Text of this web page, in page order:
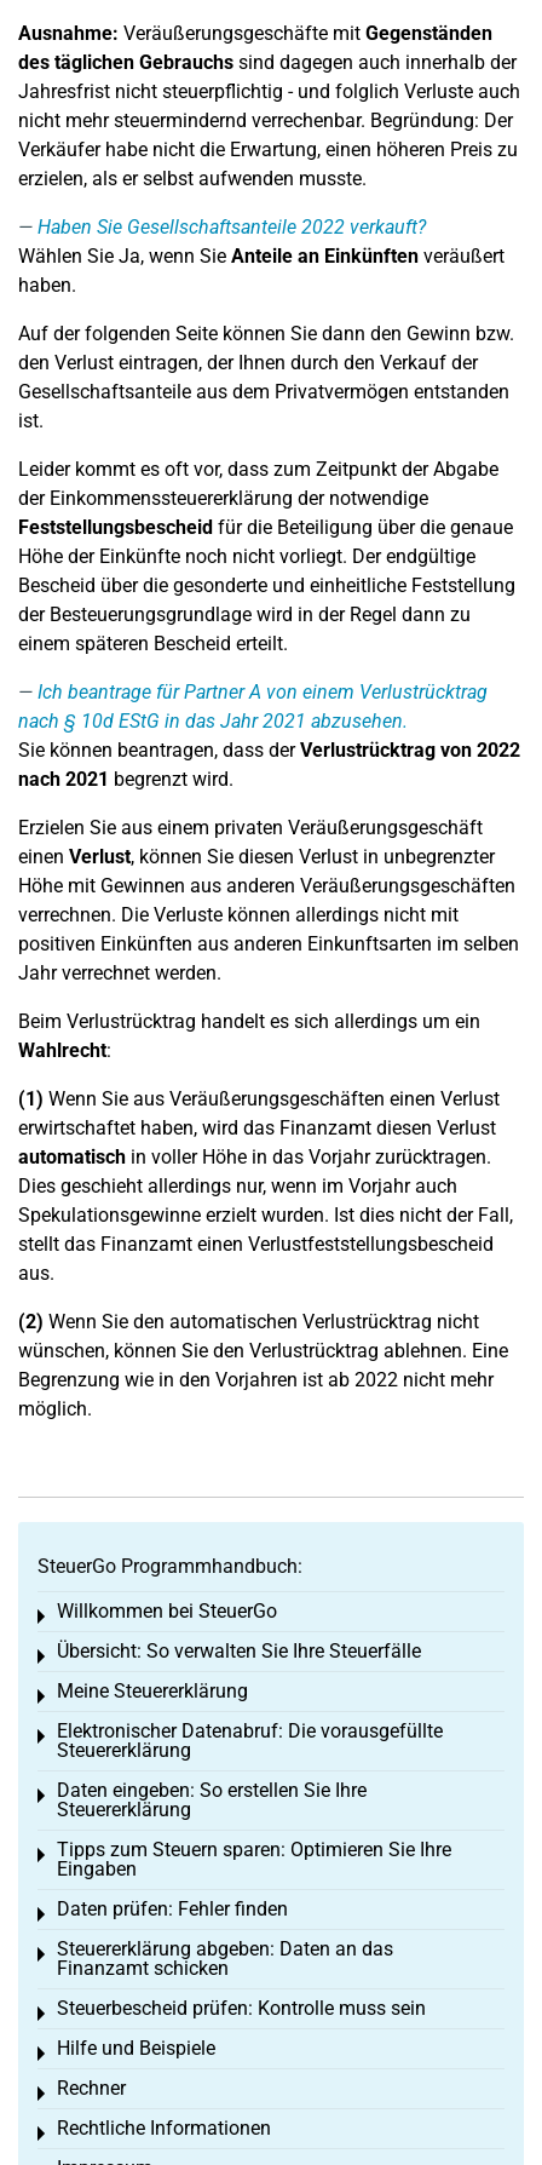
Ausnahme: Veräußerungsgeschäfte mit Gegenständen
des täglichen Gebrauchs sind dagegen auch innerhalb der
Jahresfrist nicht steuerpflichtig - und folglich Verluste auch
nicht mehr steuermindernd verrechenbar. Begründung: Der
Verkäufer habe nicht die Erwartung, einen höheren Preis zu
erzielen, als er selbst aufwenden musste.
Haben Sie Gesellschaftsanteile 2022 verkauft?
Wählen Sie Ja, wenn Sie Anteile an Einkünften veräußert
haben.
Auf der folgenden Seite können Sie dann den Gewinn bzw.
den Verlust eintragen, der Ihnen durch den Verkauf der
Gesellschaftsanteile aus dem Privatvermögen entstanden
ist.
Leider kommt es oft vor, dass zum Zeitpunkt der Abgabe
der Einkommenssteuererklärung der notwendige
Feststellungsbescheid für die Beteiligung über die genaue
Höhe der Einkünfte noch nicht vorliegt. Der endgültige
Bescheid über die gesonderte und einheitliche Feststellung
der Besteuerungsgrundlage wird in der Regel dann zu
einem späteren Bescheid erteilt.
Ich beantrage für Partner A von einem Verlustrücktrag
nach § 10d EStG in das Jahr 2021 abzusehen.
Sie können beantragen, dass derVerlustrücktrag von 2022
nach 2021 begrenzt wird.
Erzielen Sie aus einem privaten Veräußerungsgeschäft
einen Verlust, können Sie diesen Verlust in unbegrenzter
Höhe mit Gewinnen aus anderen Veräußerungsgeschäften
verrechnen. Die Verluste können allerdings nicht mit
positiven Einkünften aus anderen Einkunftsarten im selben
Jahr verrechnet werden.
Beim Verlustrücktrag handelt es sich allerdings um ein
Wahlrecht:
(1) Wenn Sie aus Veräußerungsgeschäften einen Verlust
erwirtschaftet haben, wird das Finanzamt diesen Verlust
automatisch in voller Höhe in das Vorjahr zurücktragen.
Dies geschieht allerdings nur, wenn im Vorjahr auch
Spekulationsgewinne erzielt wurden. Ist dies nicht der Fall,
stellt das Finanzamt einen Verlustfeststellungsbescheid
aus.
(2) Wenn Sie den automatischen Verlustrücktrag nicht
wünschen, können Sie den Verlustrücktrag ablehnen. Eine
Begrenzung wie in den Vorjahren ist ab 2022 nicht mehr
möglich.
SteuerGo Programmhandbuch:
Willkommen bei SteuerGo
Toggle menu
Übersicht: So verwalten Sie Ihre Steuerfälle
Toggle menu
Meine Steuererklärung
Toggle menu
Elektronischer Datenabruf: Die vorausgefüllte
Steuererklärung
Toggle menu
Daten eingeben: So erstellen Sie Ihre
Steuererklärung
Toggle menu
Tipps zum Steuern sparen: Optimieren Sie Ihre
Eingaben
Toggle menu
Daten prüfen: Fehler finden
Toggle menu
Steuererklärung abgeben: Daten an das
Finanzamt schicken
Toggle menu
Steuerbescheid prüfen: Kontrolle muss sein
Toggle menu
Hilfe und Beispiele
Toggle menu
Rechner
Toggle menu
Rechtliche Informationen
Toggle menu